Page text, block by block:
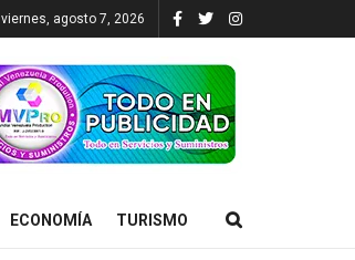
viernes, agosto 7, 2026
ECONOMÍA TURISMO